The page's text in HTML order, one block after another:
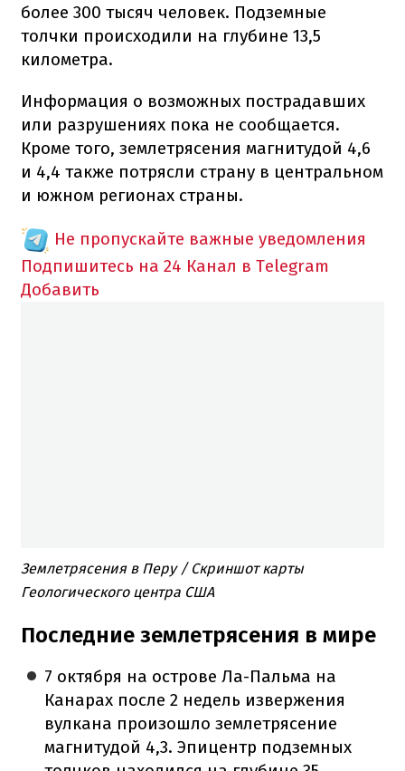
более 300 тысяч человек. Подземные
толчки происходили на глубине 13,5
километра.
Информация о возможных пострадавших
или разрушениях пока не сообщается.
Кроме того, землетрясения магнитудой 4,6
и 4,4 также потрясли страну в центральном
и южном регионах страны.
Не пропускайте важные уведомления
Подпишитесь на 24 Канал в Telegram
Добавить
Землетрясения в Перу / Скриншот карты
Геологического центра США
Последние землетрясения в мире
7 октября на острове Ла-Пальма на
Канарах после 2 недель извержения
вулкана произошло землетрясение
магнитудой 4,3. Эпицентр подземных